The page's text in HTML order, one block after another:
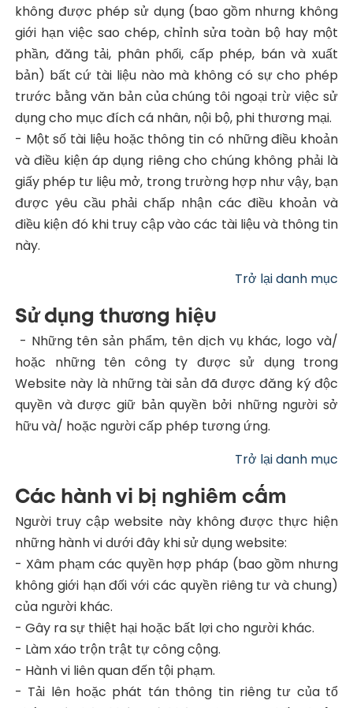
không được phép sử dụng (bao gồm nhưng không
giới hạn việc sao chép, chỉnh sửa toàn bộ hay một
phần, đăng tải, phân phối, cấp phép, bán và xuất
bản) bất cứ tài liệu nào mà không có sự cho phép
trước bằng văn bản của chúng tôi ngoại trừ việc sử
dụng cho mục đích cá nhân, nội bộ, phi thương mại.
- Một số tài liệu hoặc thông tin có những điều khoản
và điều kiện áp dụng riêng cho chúng không phải là
giấy phép tư liệu mở, trong trường hợp như vậy, bạn
được yêu cầu phải chấp nhận các điều khoản và
điều kiện đó khi truy cập vào các tài liệu và thông tin
này.
Trở lại danh mục
Sử dụng thương hiệu
- Những tên sản phẩm, tên dịch vụ khác, logo và/
hoặc những tên công ty được sử dụng trong
Website này là những tài sản đã được đăng ký độc
quyền và được giữ bản quyền bởi những người sở
hữu và/ hoặc người cấp phép tương ứng.
Trở lại danh mục
Các hành vi bị nghiêm cấm
Người truy cập website này không được thực hiện
những hành vi dưới đây khi sử dụng website:
- Xâm phạm các quyền hợp pháp (bao gồm nhưng
không giới hạn đối với các quyền riêng tư và chung)
của người khác.
- Gây ra sự thiệt hại hoặc bất lợi cho người khác.
- Làm xáo trộn trật tự công cộng.
- Hành vi liên quan đến tội phạm.
- Tải lên hoặc phát tán thông tin riêng tư của tổ